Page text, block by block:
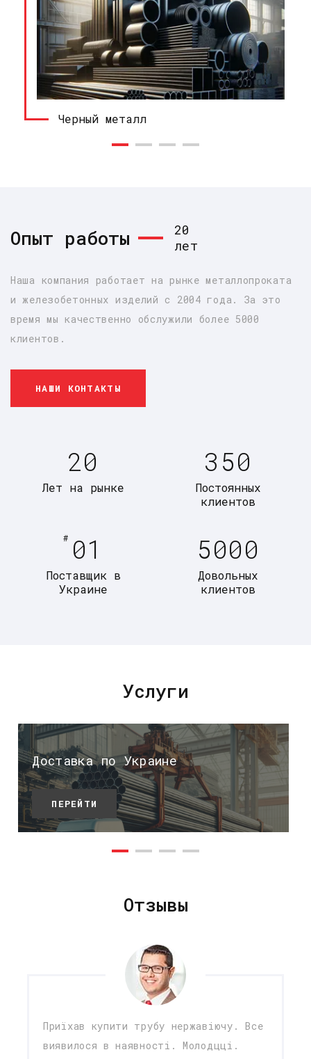
Черный металл
Опыт работы
20
лет
Наша компания работает на рынке металлопроката
и железобетонных изделий с 2004 года. За это
время мы качественно обслужили более 5000
клиентов.
НАШИ КОНТАКТЫ
20
Лет на рынке
350
Постоянных
клиентов
# 01
Поставщик в
Украине
5000
Довольных
клиентов
Услуги
Доставка по Украине
ПЕРЕЙТИ
Отзывы
Приїхав купити трубу нержавіючу. Все
виявилося в наявності. Молодцці.